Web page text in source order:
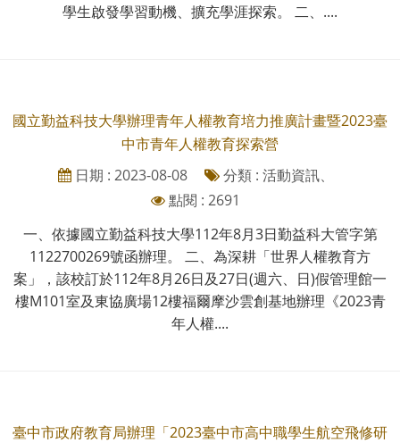
學生啟發學習動機、擴充學涯探索。 二、....
國立勤益科技大學辦理青年人權教育培力推廣計畫暨2023臺
中市青年人權教育探索營
日期 : 2023-08-08
分類 : 活動資訊、
點閱 : 2691
一、依據國立勤益科技大學112年8月3日勤益科大管字第
1122700269號函辦理。 二、為深耕「世界人權教育方
案」，該校訂於112年8月26日及27日(週六、日)假管理館一
樓M101室及東協廣場12樓福爾摩沙雲創基地辦理《2023青
年人權....
臺中市政府教育局辦理「2023臺中市高中職學生航空飛修研